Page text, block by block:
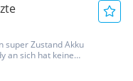
super Zustand Akku
an sich hat keine